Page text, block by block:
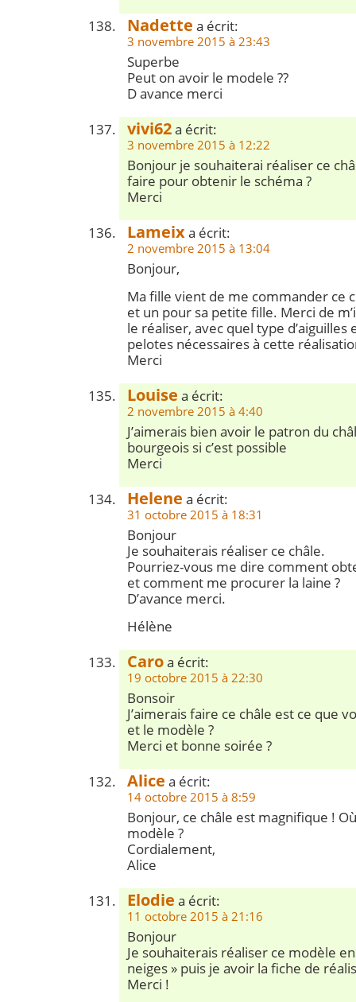
Nadette a écrit:
3 novembre 2015 à 23:43
Superbe
Peut on avoir le modele ??
D avance merci
vivi62a écrit:
3 novembre 2015 à 12:22
Bonjour je souhaiterai réaliser ce
faire pour obtenir le schéma ?
Merci
Lameixa écrit:
2 novembre 2015 à 13:04
Bonjour,
Ma fille vient de me commander ce
et un pour sa petite fille. Merci de
le réaliser, avec quel type
pelotes nécessaires à cette
Merci
Louise a écrit:
2 novembre 2015 à 4:40
J’aimerais bien avoir le patron du
bourgeois si c’est possible
Merci
Helene a écrit:
31 octobre 2015 à 18:31
Bonjour
Je souhaiterais réaliser ce châle.
Pourriez-vous me dire comment
et comment me procurer la laine ?
D’avance merci.
Hélène
Caroa écrit:
19 octobre 2015 à 22:30
Bonsoir
J’aimerais faire ce châle est ce que
et le modèle ?
Merci et bonne soirée ?
Alice a écrit:
14 octobre 2015 à 8:59
Bonjour, ce châle est magnifique !
modèle ?
Cordialement,
Alice
Elodie a écrit:
11 octobre 2015 à 21:16
Bonjour
Je souhaiterais réaliser ce modèle
neiges » puis je avoir la fiche de
Merci !